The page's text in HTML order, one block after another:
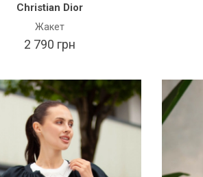
Christian Dior
Жакет
2 790 грн